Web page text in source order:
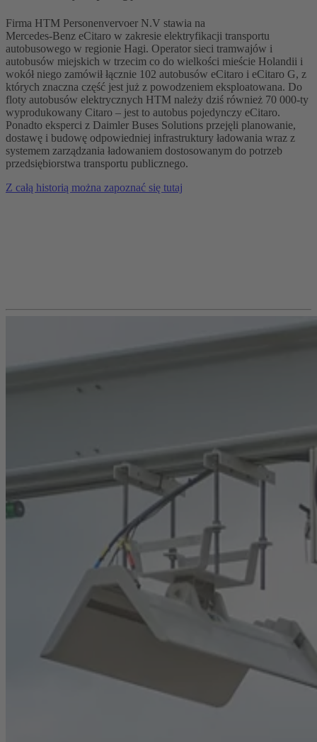
Firma HTM Personenvervoer N.V stawia na
Mercedes‑Benz eCitaro w zakresie elektryfikacji transportu
autobusowego w regionie Hagi. Operator sieci tramwajów i
autobusów miejskich w trzecim co do wielkości mieście Holandii i
wokół niego zamówił łącznie 102 autobusów eCitaro i eCitaro G, z
których znaczna część jest już z powodzeniem eksploatowana. Do
floty autobusów elektrycznych HTM należy dziś również 70 000-ty
wyprodukowany Citaro – jest to autobus pojedynczy eCitaro.
Ponadto eksperci z Daimler Buses Solutions przejęli planowanie,
dostawę i budowę odpowiedniej infrastruktury ładowania wraz z
systemem zarządzania ładowaniem dostosowanym do potrzeb
przedsiębiorstwa transportu publicznego.
Z całą historią można zapoznać się tutaj